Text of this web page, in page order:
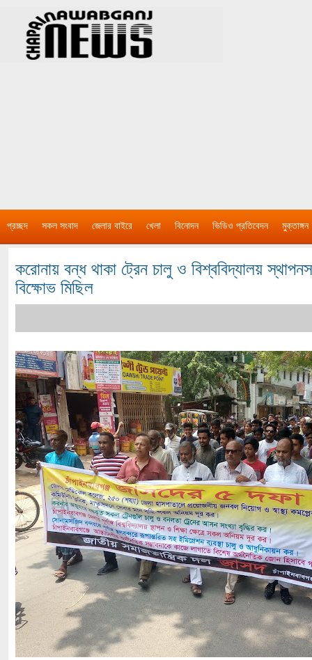
প্রচ্ছদ সকল সংবাদ জেলার বাইরে খেলা বিনোদন ভিডিও প্রতিবেদন মুক্তাঙ্গন
করোনায় বন্ধ থাকা ট্রেন চালু ও বিশ্ববিদ্যালয়
বিক্ষোভ মিছিল